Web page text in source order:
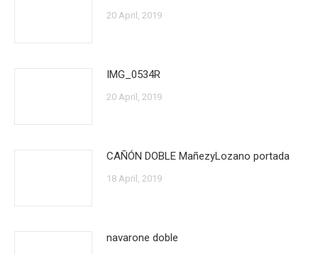
20 April, 2019
IMG_0534R
20 April, 2019
CAÑÓN DOBLE MañezyLozano portada
18 April, 2019
navarone doble